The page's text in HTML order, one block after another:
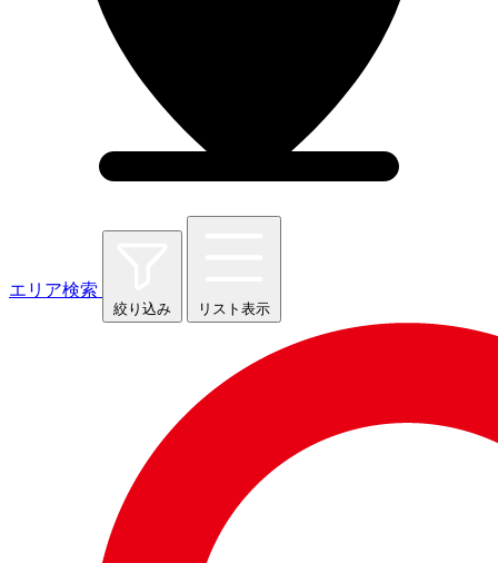
エリア検索
絞り込み リスト表示